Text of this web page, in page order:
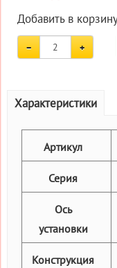
Добавить в
Характеристики
Артикул
Серия
Ось
установки
Конструкция